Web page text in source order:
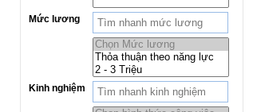
Mức lương
Kinh nghiệm